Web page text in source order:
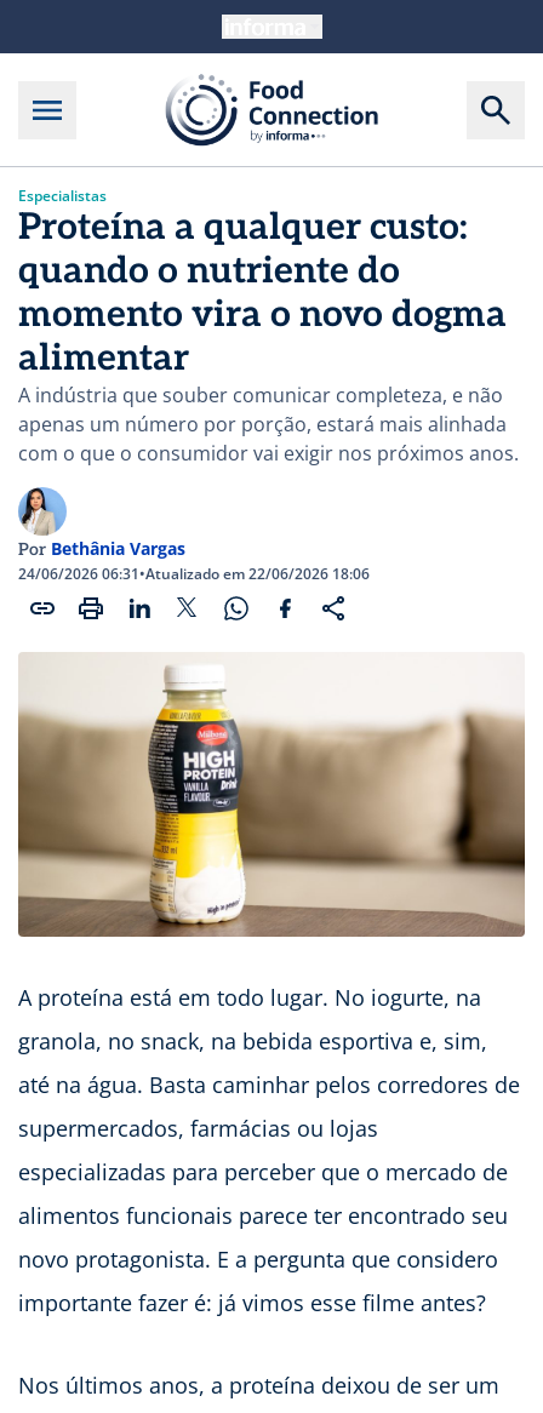
Especialistas
Proteína a qualquer custo:
quando o nutriente do
momento vira o novo dogma
alimentar
A indústria que souber comunicar completeza, e não
apenas um número por porção, estará mais alinhada
com o que o consumidor vai exigir nos próximos anos.
Por Bethânia Vargas
24/06/2026 06:31•Atualizado em 22/06/2026 18:06
A proteína está em todo lugar. No iogurte, na
granola, no snack, na bebida esportiva e, sim,
até na água. Basta caminhar pelos corredores de
supermercados, farmácias ou lojas
especializadas para perceber que o mercado de
alimentos funcionais parece ter encontrado seu
novo protagonista. E a pergunta que considero
importante fazer é: já vimos esse filme antes?
Nos últimos anos, a proteína deixou de ser um